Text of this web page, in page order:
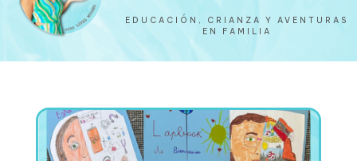
EDUCACIÓN, CRIANZA Y AVENTURAS
EN FAMILIA